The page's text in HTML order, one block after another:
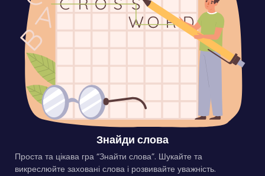
Знайди слова
Проста та цікава гра “Знайти слова”. Шукайте та
викреслюйте заховані слова і розвивайте уважність.